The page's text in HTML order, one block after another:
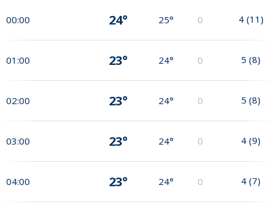
00:00 24° 25° 0 4 (11)
01:00 23° 24° 0 5 (8)
02:00 23° 24° 0 5 (8)
03:00 23° 24° 0 4 (9)
04:00 23° 24° 0 4 (7)